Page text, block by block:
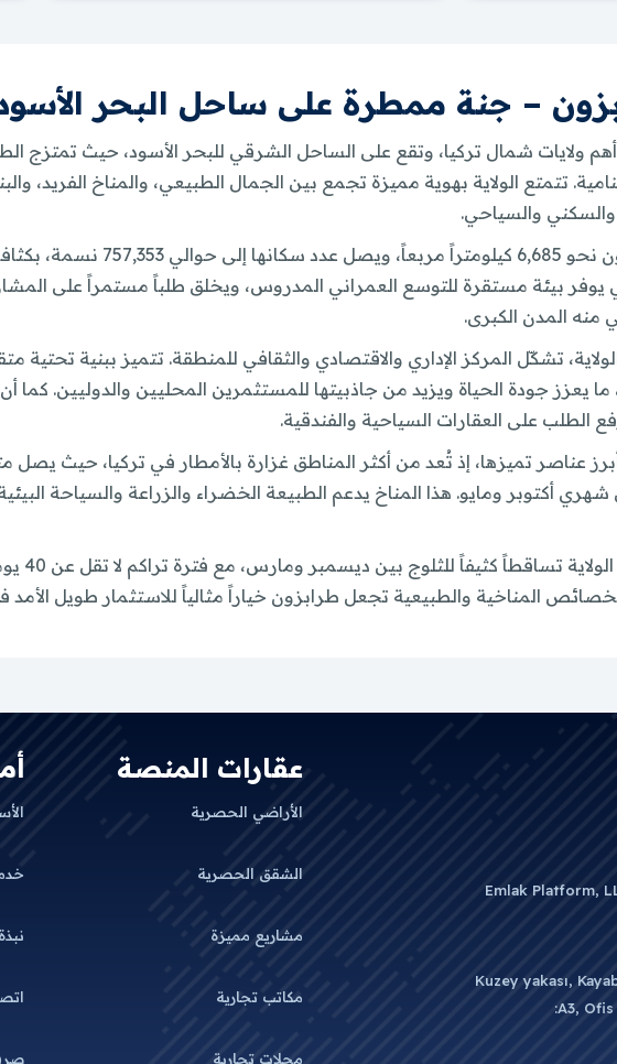
– جنة ممطرة على ساحل البحر
ولايات شمال تركيا، وتقع على الساحل الشرقي للبحر الأسود، حيث تمتزج
تتمتع الولاية بهوية مميزة تجمع بين الجمال الطبيعي، والمناخ الفريد،
والسكني والسياحي.
يوفر بيئة مستقرة للتوسع العمراني المدروس، ويخلق طلباً مستمراً على
منه المدن الكبرى.
تشكّل المركز الإداري والاقتصادي والثقافي للمنطقة. تتميز ببنية
يعزز جودة الحياة ويزيد من جاذبيتها للمستثمرين المحليين والدوليين. كما
الطلب على العقارات السياحية والفندقية.
أكتوبر ومايو. هذا المناخ يدعم الطبيعة الخضراء والزراعة والسياحة
خلال
المناخية والطبيعية تجعل طرابزون خياراً مثالياً للاستثمار طويل الأمد
Emlak Platform,
Kuzey yakası,
:A3,
عقارات المنصة
الأراضي الحصرية
الشقق الحصرية
مشاريع مميزة
مكاتب تجارية
محلات تجارية